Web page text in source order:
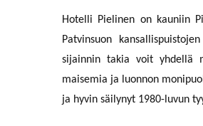
Hotelli Pielinen on kauniin
Patvinsuon
sijainnin takia voit yhdellä
maisemia ja luonnon
ja hyvin säilynyt 1980-luvun